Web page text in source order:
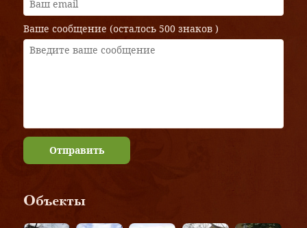
Ваше сообщение (осталось 500 знаков )
Отправить
Объекты